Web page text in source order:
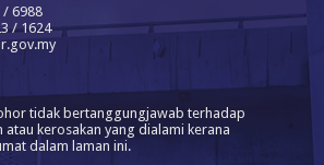
/ 6988
/ 1624
tidak bertanggungjawab terhadap
atau kerosakan yang dialami kerana
dalam laman ini.